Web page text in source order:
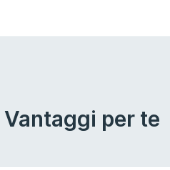
Vantaggi per te